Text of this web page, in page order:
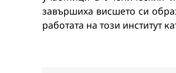
завършиха висшето си
работата на този институт